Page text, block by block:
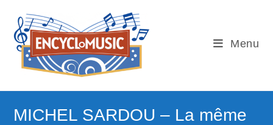
content
Menu
MICHEL SARDOU – La même